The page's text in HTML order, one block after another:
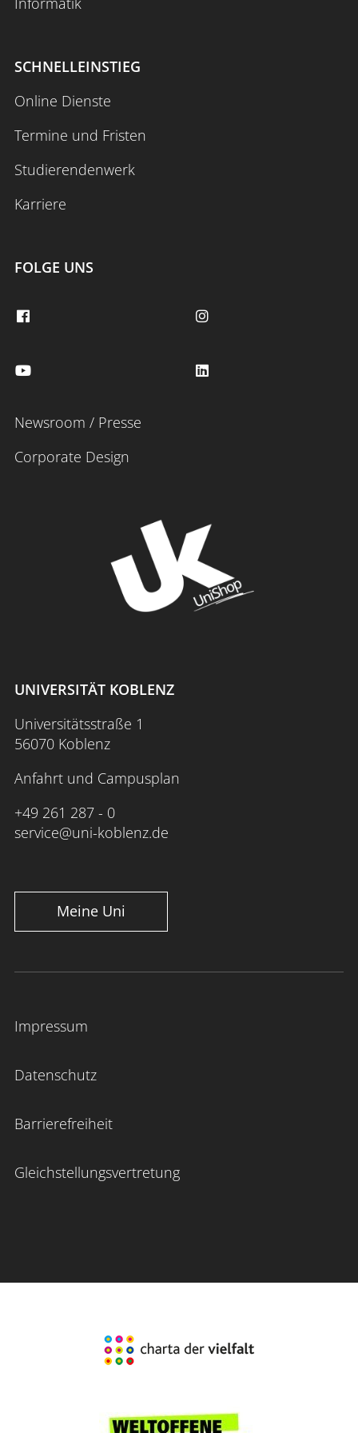
Anmelden Impressum
SCHNELLEINSTIEG
Online Dienste
Termine und Fristen
Studierendenwerk
Karriere
FOLGE UNS
Newsroom / Presse
Corporate Design
UNIVERSITÄT KOBLENZ
Universitätsstraße 1
56070 Koblenz
Anfahrt und Campusplan
+49 261 287 - 0
service@uni-koblenz.de
Meine Uni
Impressum
Datenschutz
Barrierefreiheit
Gleichstellungsvertretung